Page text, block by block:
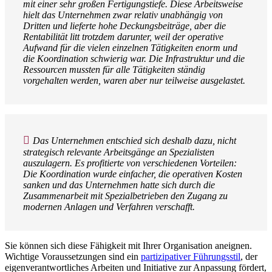
mit einer sehr großen Fertigungstiefe. Diese Arbeitsweise
hielt das Unternehmen zwar relativ unabhängig von
Dritten und lieferte hohe Deckungsbeiträge, aber die
Rentabilität litt trotzdem darunter, weil der operative
Aufwand für die vielen einzelnen Tätigkeiten enorm und
die Koordination schwierig war. Die Infrastruktur und die
Ressourcen mussten für alle Tätigkeiten ständig
vorgehalten werden, waren aber nur teilweise ausgelastet.
Das Unternehmen entschied sich deshalb dazu, nicht
strategisch relevante Arbeitsgänge an Spezialisten
auszulagern. Es profitierte von verschiedenen Vorteilen:
Die Koordination wurde einfacher, die operativen Kosten
sanken und das Unternehmen hatte sich durch die
Zusammenarbeit mit Spezialbetrieben den Zugang zu
modernen Anlagen und Verfahren verschafft.
Sie können sich diese Fähigkeit mit Ihrer Organisation aneignen.
Wichtige Voraussetzungen sind ein partizipativer Führungsstil, der
eigenverantwortliches Arbeiten und Initiative zur Anpassung fördert,